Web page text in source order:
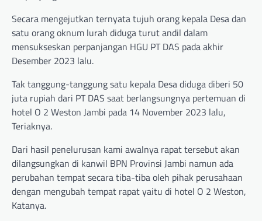
Secara mengejutkan ternyata tujuh orang kepala Desa dan
satu orang oknum lurah diduga turut andil dalam
mensukseskan perpanjangan HGU PT DAS pada akhir
Desember 2023 lalu.
Tak tanggung-tanggung satu kepala Desa diduga diberi 50
juta rupiah dari PT DAS saat berlangsungnya pertemuan di
hotel O 2 Weston Jambi pada 14 November 2023 lalu,
Teriaknya.
Dari hasil penelurusan kami awalnya rapat tersebut akan
dilangsungkan di kanwil BPN Provinsi Jambi namun ada
perubahan tempat secara tiba-tiba oleh pihak perusahaan
dengan mengubah tempat rapat yaitu di hotel O 2 Weston,
Katanya.